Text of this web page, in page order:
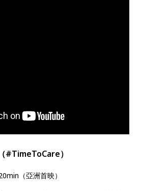
#TimeToCare）
（亞洲首映）